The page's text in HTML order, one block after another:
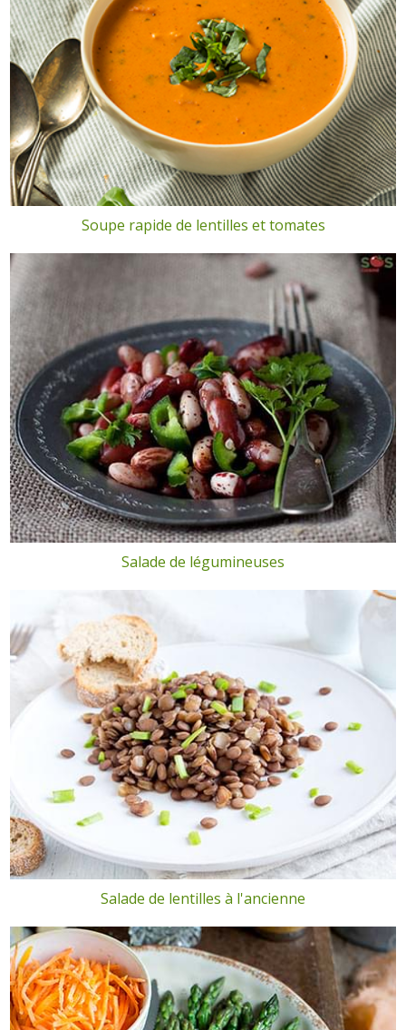
Soupe rapide de lentilles et tomates
Salade de légumineuses
Salade de lentilles à l'ancienne